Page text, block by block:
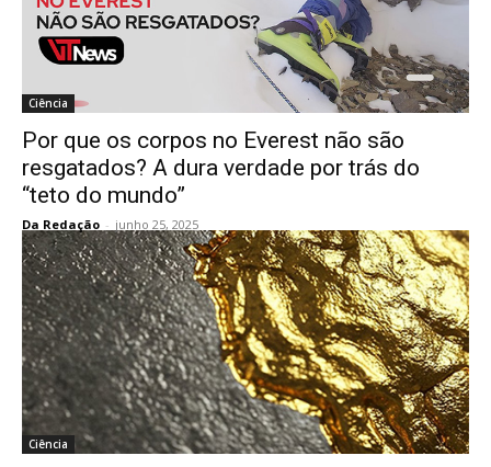
Ciência
Por que os corpos no Everest não são
resgatados? A dura verdade por trás do
“teto do mundo”
Da Redação - junho 25, 2025
Ciência